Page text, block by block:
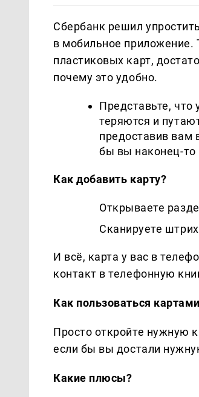
Сбербанк решил
в мобильное приложение.
пластиковых карт,
почему это удобно.
Представьте, что
теряются и
предоставив вам
бы вы наконец-то
Как добавить карту?
Открываете
Сканируете
И всё, карта у вас в
контакт в телефонную
Как пользоваться
Просто откройте нужную
если бы вы достали
Какие плюсы?